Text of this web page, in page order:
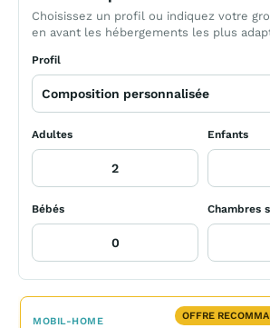
Choisissez un profil ou indiquez votre
en avant les hébergements les plus
Profil
Adultes Enfants
Bébés Chambres
OFFRE
MOBIL-HOME